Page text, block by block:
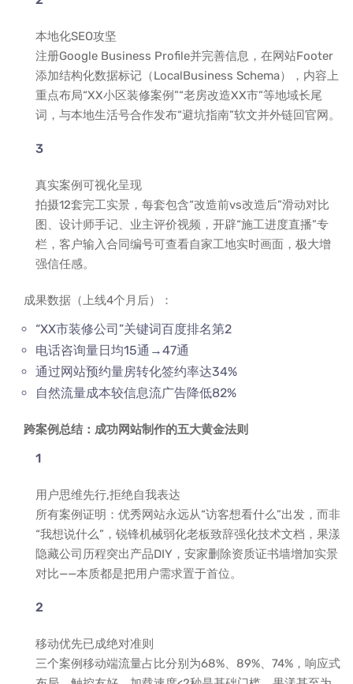
本地化SEO攻坚
注册Google Business Profile并完善信息，在网站Footer
添加结构化数据标记（LocalBusiness Schema），内容上
重点布局“XX小区装修案例”“老房改造XX市”等地域长尾
词，与本地生活号合作发布“避坑指南”软文并外链回官网。
真实案例可视化呈现
拍摄12套完工实景，每套包含“改造前vs改造后”滑动对比
图、设计师手记、业主评价视频，开辟“施工进度直播”专
栏，客户输入合同编号可查看自家工地实时画面，极大增
强信任感。
成果数据（上线4个月后）：
“XX市装修公司”关键词百度排名第2
电话咨询量日均15通→47通
通过网站预约量房转化签约率达34%
自然流量成本较信息流广告降低82%
跨案例总结：成功网站制作的五大黄金法则
用户思维先行,拒绝自我表达
所有案例证明：优秀网站永远从“访客想看什么”出发，而非
“我想说什么”，锐锋机械弱化老板致辞强化技术文档，果漾
隐藏公司历程突出产品DIY，安家删除资质证书墙增加实景
对比——本质都是把用户需求置于首位。
移动优先已成绝对准则
三个案例移动端流量占比分别为68%、89%、74%，响应式